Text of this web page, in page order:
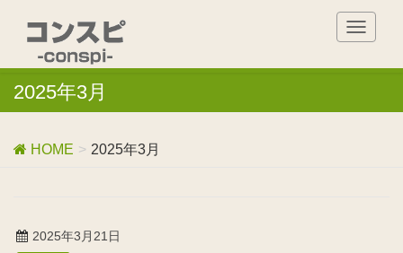
T
g
2025年3月
HOME 2025年3月
2025年3月21日